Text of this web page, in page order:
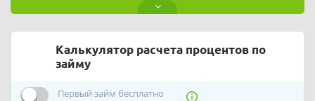
Калькулятор расчета процентов по
займу
Первый займ бесплатно